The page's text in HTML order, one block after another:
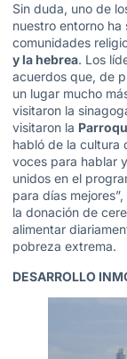
Sin duda, uno de
nuestro entorno
comunidades
y la hebrea. Los
acuerdos que, de
un lugar mucho
visitaron la
visitaron la
habló de la cultura
voces para hablar
unidos en el
para días
la donación de
alimentar
pobreza extrema.
DESARROLLO